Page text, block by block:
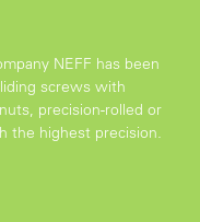
NEFF has been
screws with
precision-rolled or
the highest precision.